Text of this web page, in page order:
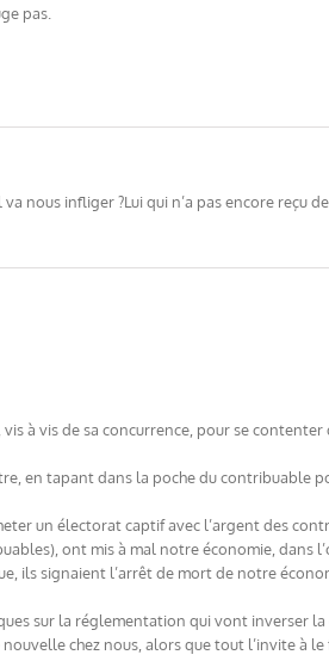
pas.
nous infliger ?Lui qui n’a pas encore reçu
à vis de sa concurrence, pour se
en tapant dans la poche du contribuable
un électorat captif avec l’argent des
ont mis à mal notre économie, dans
ils signaient l’arrêt de mort de notre
sur la réglementation qui vont inverser la
chez nous, alors que tout l’invite à le